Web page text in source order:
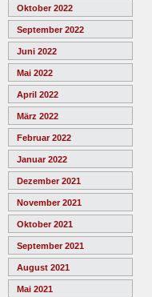
Oktober 2022
September 2022
Juni 2022
Mai 2022
April 2022
März 2022
Februar 2022
Januar 2022
Dezember 2021
November 2021
Oktober 2021
September 2021
August 2021
Mai 2021